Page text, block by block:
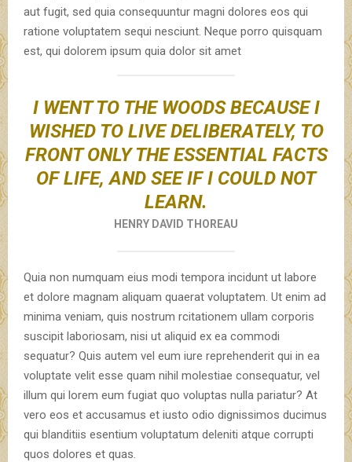
aut fugit, sed quia consequuntur magni dolores eos qui
ratione voluptatem sequi nesciunt. Neque porro quisquam
est, qui dolorem ipsum quia dolor sit amet
I WENT TO THE WOODS BECAUSE I
WISHED TO LIVE DELIBERATELY, TO
FRONT ONLY THE ESSENTIAL FACTS
OF LIFE, AND SEE IF I COULD NOT
LEARN.
HENRY DAVID THOREAU
Quia non numquam eius modi tempora incidunt ut labore
et dolore magnam aliquam quaerat voluptatem. Ut enim ad
minima veniam, quis nostrum rcitationem ullam corporis
suscipit laboriosam, nisi ut aliquid ex ea commodi
sequatur? Quis autem vel eum iure reprehenderit qui in ea
voluptate velit esse quam nihil molestiae consequatur, vel
illum qui lorem eum fugiat quo voluptas nulla pariatur? At
vero eos et accusamus et iusto odio dignissimos ducimus
qui blanditiis esentium voluptatum deleniti atque corrupti
quos dolores et quas.